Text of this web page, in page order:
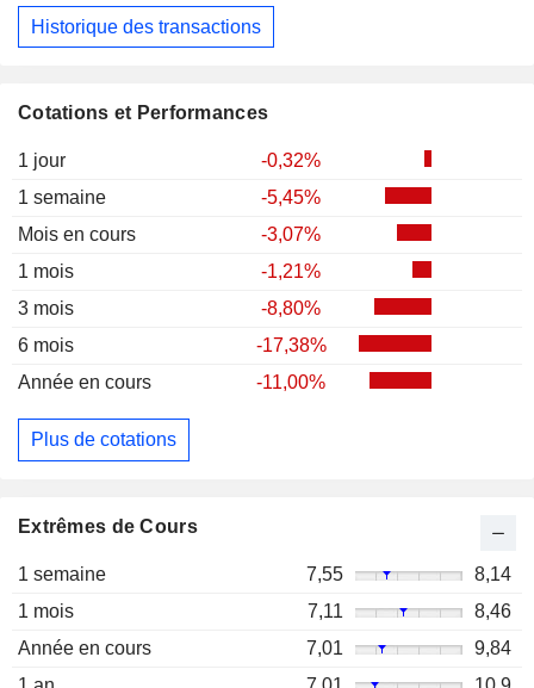
Cotations et Performances
1 jour
-0,32%
1 semaine
-5,45%
Mois en cours
-3,07%
1 mois
-1,21%
3 mois
-8,80%
6 mois
-17,38%
Année en cours
-11,00%
Plus de cotations
Extrêmes de Cours
1 semaine 7,55
8,14
1 mois
7,11
8,46
Année en cours
7,01
9,84
Historique des transactions